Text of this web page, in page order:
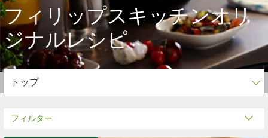
フィリップスキッチンオリ
ジナルレシピ
フィルター